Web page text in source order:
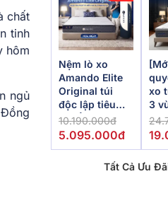
chất
tinh
hôm
ngủ
Nệm lò xo
Amando Elite
Original túi
độc lập tiêu
chuẩn khách
sạn 5 sao dày
10.190.000đ
5.095.000đ
xo
3
Tất Cả Ưu